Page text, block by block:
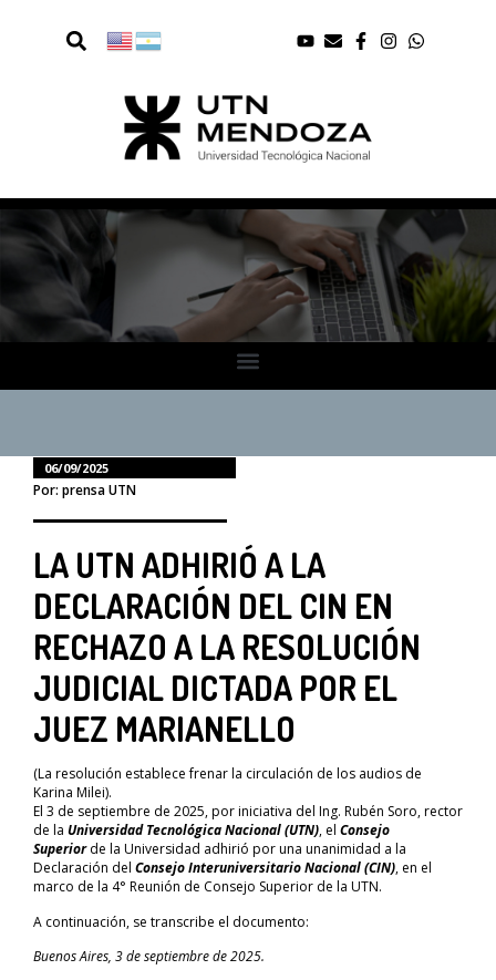
06/09/2025
Por: prensa UTN
LA UTN ADHIRIÓ A LA
DECLARACIÓN DEL CIN EN
RECHAZO A LA RESOLUCIÓN
JUDICIAL DICTADA POR EL
JUEZ MARIANELLO
(La resolución establece frenar la circulación de los audios de
Karina Milei).
El 3 de septiembre de 2025, por iniciativa del Ing. Rubén Soro, rector
de la Universidad Tecnológica Nacional(UTN), el Consejo
Superiorde la Universidad adhirió por una unanimidad a la
Declaración del Consejo Interuniversitario Nacional (CIN), en el
marco de la 4° Reunión de Consejo Superior de la UTN.
A continuación, se transcribe el documento:
Buenos Aires, 3 de septiembre de 2025.